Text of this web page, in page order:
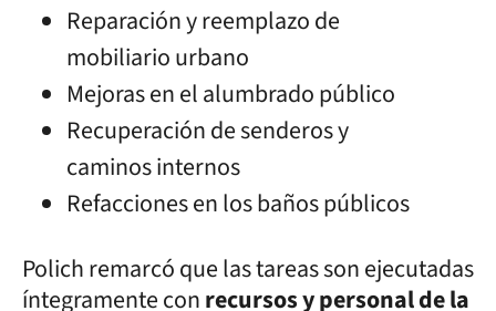
Reparación y reemplazo de
mobiliario urbano
Mejoras en el alumbrado público
Recuperación de senderos y
caminos internos
Refacciones en los baños públicos
Polich remarcó que las tareas son ejecutadas
íntegramente conrecursos y personal de la